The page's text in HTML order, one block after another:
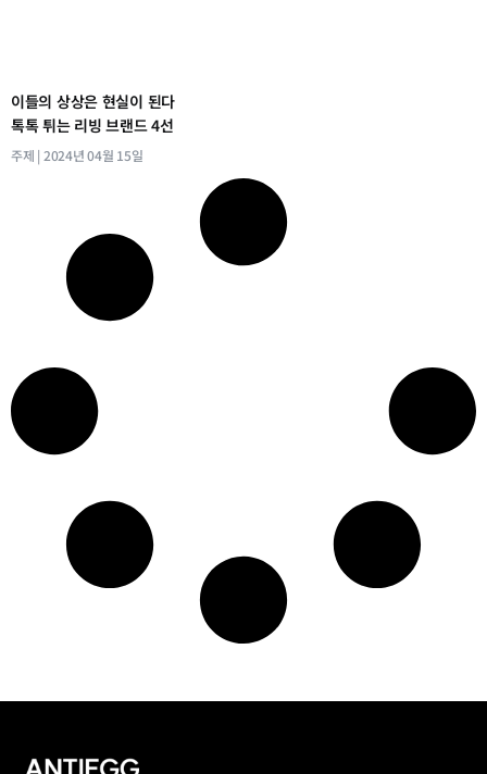
이들의 상상은 현실이 된다
톡톡 튀는 리빙 브랜드 4선
주제 2024년 04월 15일